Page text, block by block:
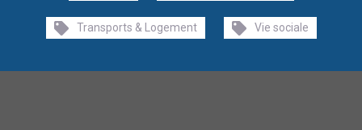
Transports & Logement Vie sociale